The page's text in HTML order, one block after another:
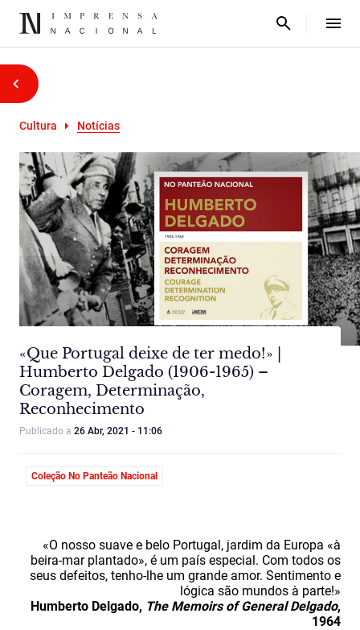
Cultura Notícias
«Que Portugal deixe de ter medo!» |
Humberto Delgado (1906-1965) –
Coragem, Determinação,
Reconhecimento
Publicado a 26 Abr, 2021 - 11:06
Coleção No Panteão Nacional
«O nosso suave e belo Portugal, jardim da Europa «à
beira-mar plantado», é um país especial. Com todos os
seus defeitos, tenho-lhe um grande amor. Sentimento e
lógica são mundos à parte!»
Humberto Delgado, The Memoirs of General Delgado,
1964